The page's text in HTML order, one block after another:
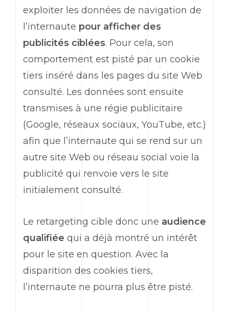
exploiter les données de navigation de
l’internaute pour afficher des
publicités ciblées. Pour cela, son
comportement est pisté par un cookie
tiers inséré dans les pages du site Web
consulté. Les données sont ensuite
transmises à une régie publicitaire
(Google, réseaux sociaux, YouTube, etc.)
afin que l’internaute qui se rend sur un
autre site Web ou réseau social voie la
publicité qui renvoie vers le site
initialement consulté.
Le retargeting cible donc une audience
qualifiée qui a déjà montré un intérêt
pour le site en question. Avec la
disparition des cookies tiers,
l’internaute ne pourra plus être pisté.